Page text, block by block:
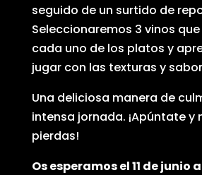
seguido de un surtido de
Seleccionaremos 3 vinos
cada uno de los platos y
jugar con las texturas y
Una deliciosa manera de
intensa jornada. ¡Apúntate y
pierdas!
Os esperamos el 11 de junio